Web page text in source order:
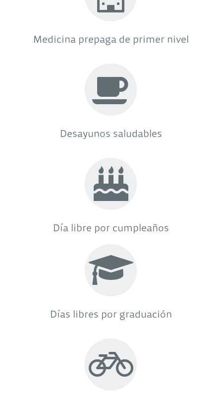
Medicina prepaga de primer nivel
Desayunos saludables
Día libre por cumpleaños
Días libres por graduación